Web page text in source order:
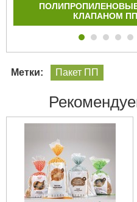
КЛАПАНОМ ПП
Метки: Пакет ПП